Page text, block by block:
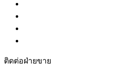
ติดต่อฝ่ายขาย